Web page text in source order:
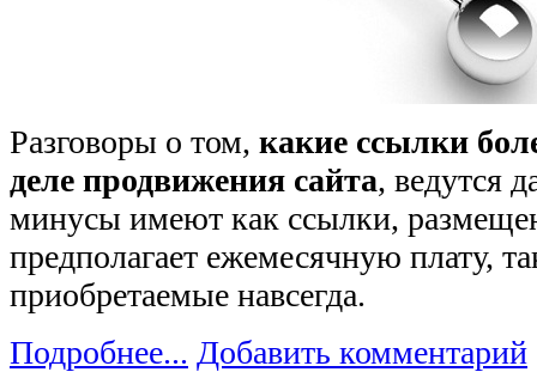
Разговоры о том, какие ссылки
деле продвижения сайта, ведутся
минусы имеют как ссылки,
предполагает ежемесячную плату,
приобретаемые навсегда.
Подробнее... Добавить комментарий